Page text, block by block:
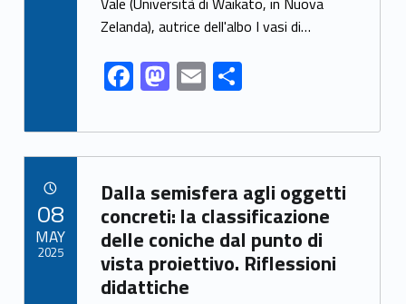
o
k
n
Zelanda), autrice dell'albo I vasi di…
F
ac
e
b
o
o
k
M
as
to
d
o
n
E
m
ai
l
S
h
ar
e
Link identifier archive #link-archive-37928
Dalla semisfera agli oggetti
concreti: la classificazione
delle coniche dal punto di
vista proiettivo. Riflessioni
didattiche
08
MAY
2025